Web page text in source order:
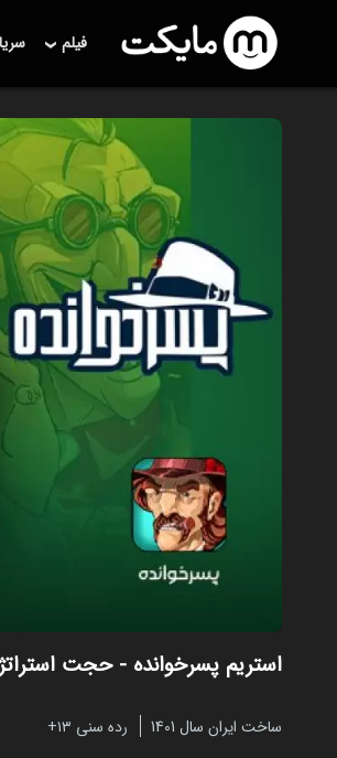
فیلم
استریم پسرخوانده - حجت
ساخت ایران سال 1401
رده سنی ۱۳+